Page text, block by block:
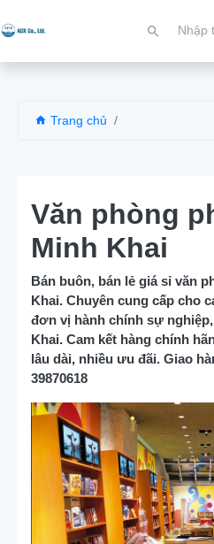
Trang chủ
Văn phòng
Minh Khai
Bán buôn, bán lẻ giá sỉ văn
Khai. Chuyên cung cấp cho
đơn vị hành chính sự
Khai. Cam kết hàng chính
lâu dài, nhiều ưu đãi. Giao
39870618